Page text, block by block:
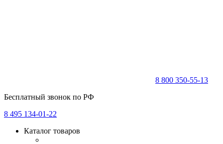
8 800 350-55-13
Бесплатный звонок по РФ
8 495 134-01-22
Каталог товаров